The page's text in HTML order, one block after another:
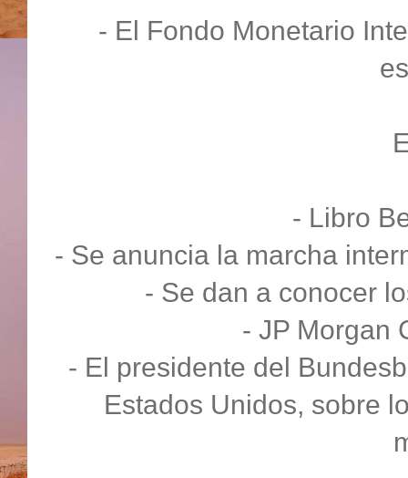
- El Fondo Monetario
- Libro
- Se anuncia la marcha
- Se dan a conocer
- JP Morgan
- El presidente del
Estados Unidos, sobre